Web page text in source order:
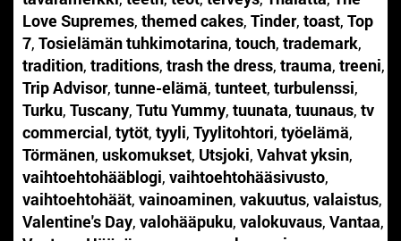
Love Supremes, themed cakes, Tinder, toast, Top
7, Tosielämän tuhkimotarina, touch, trademark,
tradition, traditions, trash the dress, trauma, treeni,
Trip Advisor, tunne-elämä, tunteet, turbulenssi,
Turku, Tuscany, Tutu Yummy, tuunata, tuunaus, tv
commercial, tytöt, tyyli, Tyylitohtori, työelämä,
Törmänen, uskomukset, Utsjoki, Vahvat yksin,
vaihtoehtohääblogi, vaihtoehtohääsivusto,
vaihtoehtohäät, vainoaminen, vakuutus, valaistus,
Valentine's Day, valohääpuku, valokuvaus, Vantaa,